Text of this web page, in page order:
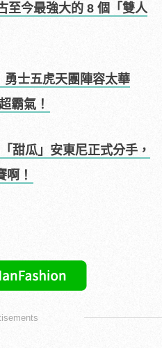
至今最強大的 8 個「雙人
士五虎天團陣容太華
霸氣！
甜瓜」安東尼正式分手，
啊！